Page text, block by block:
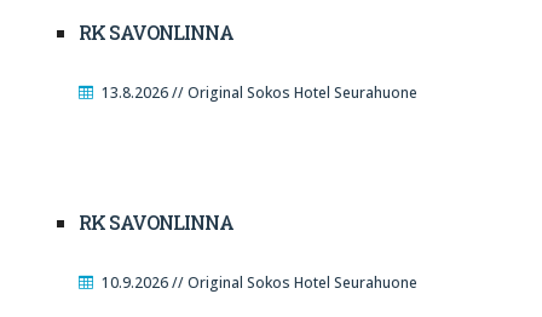
RK SAVONLINNA
13.8.2026 // Original Sokos Hotel Seurahuone
RK SAVONLINNA
10.9.2026 // Original Sokos Hotel Seurahuone